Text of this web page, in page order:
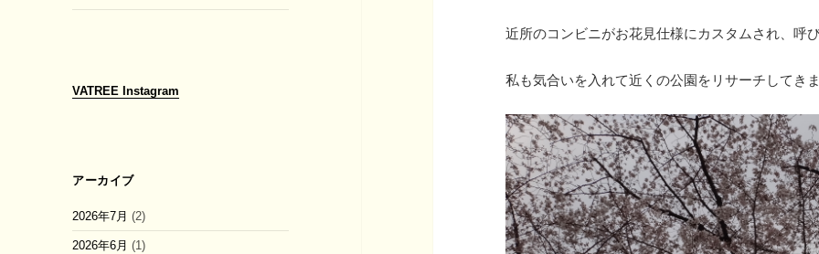
VATREE Instagram
アーカイブ
2026年7月 (2)
2026年6月 (1)
近所のコンビニがお花見仕様にカスタムされ、呼
私も気合いを入れて近くの公園をリサーチしてき